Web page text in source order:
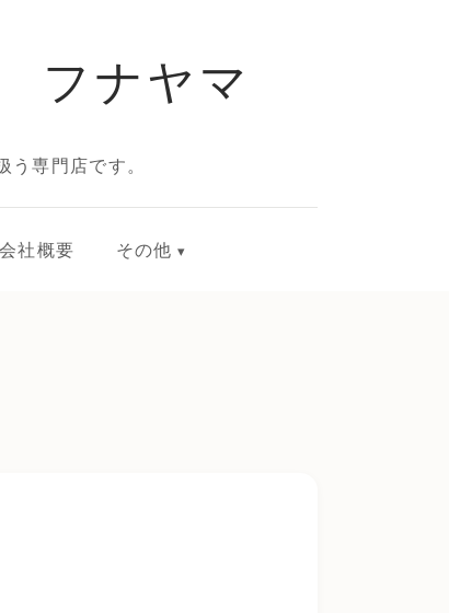
フナヤマ
専門店です。
会社概要 その他